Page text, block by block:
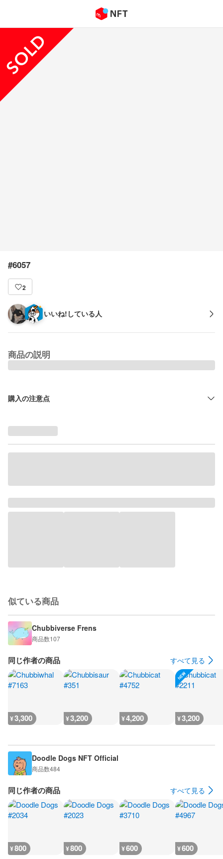
#6057
2
いいね!している人
商品の説明
購入の注意点
似ている商品
Chubbiverse Frens
商品数107
同じ作者の商品 すべて見る
¥3,300 ¥3,200 ¥4,200 ¥3,200
Doodle Dogs NFT Official
商品数484
同じ作者の商品 すべて見る
¥800 ¥800 ¥600 ¥600